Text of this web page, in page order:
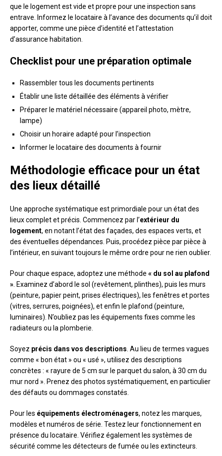
que le logement est vide et propre pour une inspection sans
entrave. Informez le locataire à l’avance des documents qu’il doit
apporter, comme une pièce d’identité et l’attestation
d’assurance habitation.
Checklist pour une préparation optimale
Rassembler tous les documents pertinents
Établir une liste détaillée des éléments à vérifier
Préparer le matériel nécessaire (appareil photo, mètre,
lampe)
Choisir un horaire adapté pour l’inspection
Informer le locataire des documents à fournir
Méthodologie efficace pour un état
des lieux détaillé
Une approche systématique est primordiale pour un état des
lieux complet et précis. Commencez par l’extérieur du
logement, en notant l’état des façades, des espaces verts, et
des éventuelles dépendances. Puis, procédez pièce par pièce à
l’intérieur, en suivant toujours le même ordre pour ne rien oublier.
Pour chaque espace, adoptez une méthode « du sol au plafond
» . Examinez d’abord le sol (revêtement, plinthes), puis les murs
(peinture, papier peint, prises électriques), les fenêtres et portes
(vitres, serrures, poignées), et enfin le plafond (peinture,
luminaires). N’oubliez pas les équipements fixes comme les
radiateurs ou la plomberie.
Soyez précis dans vos descriptions . Au lieu de termes vagues
comme « bon état » ou « usé », utilisez des descriptions
concrètes : « rayure de 5 cm sur le parquet du salon, à 30 cm du
mur nord ». Prenez des photos systématiquement, en particulier
des défauts ou dommages constatés.
Pour les équipements électroménagers, notez les marques,
modèles et numéros de série. Testez leur fonctionnement en
présence du locataire. Vérifiez également les systèmes de
sécurité comme les détecteurs de fumée ou les extincteurs.